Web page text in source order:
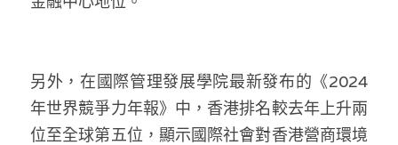
另外，在國際管理發展學院最新發布的《2024
年世界競爭力年報》中，香港排名較去年上升兩
位至全球第五位，顯示國際社會對香港營商環境